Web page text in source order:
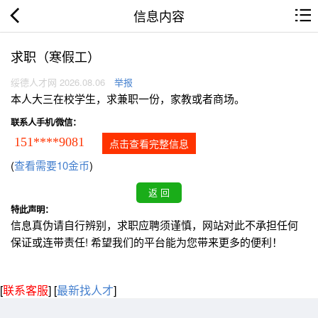
信息内容
求职（寒假工）
绥德人才网 2026.08.06 举报
本人大三在校学生，求兼职一份，家教或者商场。
联系人手机/微信：
151****9081 点击查看完整信息
(查看需要10金币)
特此声明：
信息真伪请自行辨别，求职应聘须谨慎，网站对此不承担任何
保证或连带责任! 希望我们的平台能为您带来更多的便利！
[联系客服] [最新找人才]